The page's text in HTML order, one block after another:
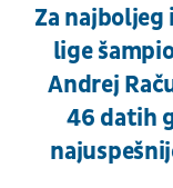
Za najboljeg
lige
Andrej
46 datih